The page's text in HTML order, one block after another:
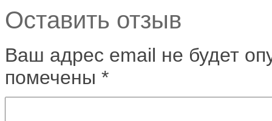
Оставить отзыв
Ваш адрес email не будет
помечены *